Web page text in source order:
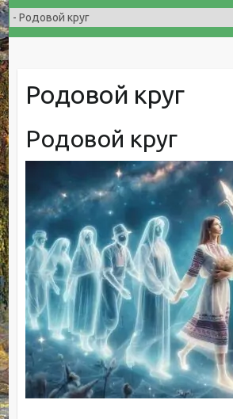
Родовой круг
Родовой круг